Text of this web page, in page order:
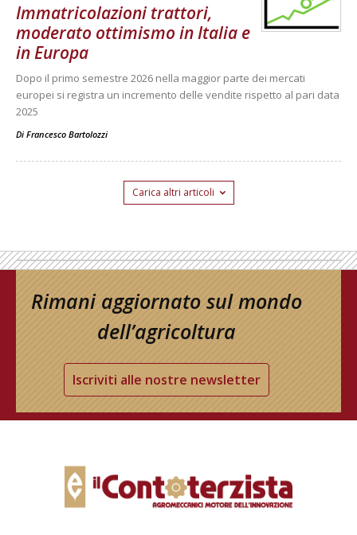
Immatricolazioni trattori,
moderato ottimismo in Italia e
in Europa
Dopo il primo semestre 2026 nella maggior parte dei mercati
europei si registra un incremento delle vendite rispetto al pari data
2025
Di Francesco Bartolozzi
Carica altri articoli
Rimani aggiornato sul mondo
dell’agricoltura
Iscriviti alle nostre newsletter